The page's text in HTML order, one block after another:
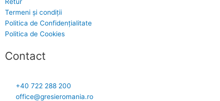
Retur
Termeni și condiții
Politica de Confidențialitate
Politica de Cookies
Contact
+40 722 288 200
office@gresieromania.ro